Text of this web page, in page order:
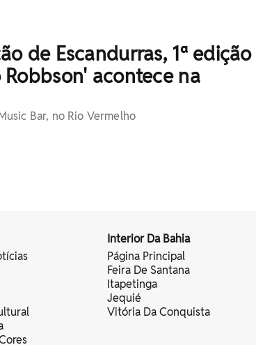
de Escandurras, 1ª edição
acontece na
Bar, no Rio Vermelho
Interior Da Bahia
Página Principal
Feira De Santana
Itapetinga
Jequié
Vitória Da Conquista